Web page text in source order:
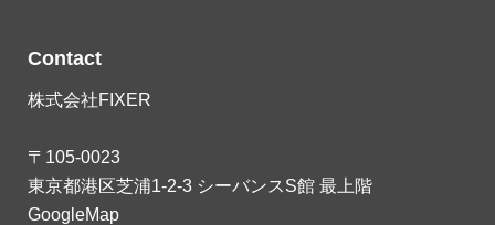
Contact
株式会社FIXER
〒105-0023
東京都港区芝浦1-2-3 シーバンスS館 最上階
GoogleMap